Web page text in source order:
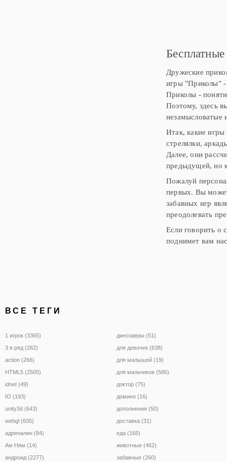
Дружеские
игры "Приколы" -
Приколы -
Поэтому, здесь
незамысловатые
Итак, какие
стрелялки,
Далее, они
предыдущей, но
Пожалуй
первых. Вы
забавных игр
преодолевать
Если говорить о
поднимет вам
ВСЕ ТЕГИ
1 игрок (3365)
3 в ряд (262)
action (266)
HTML5 (2505)
idnet (49)
IO (193)
unity3d (643)
webgl (605)
адреналин (84)
Ам Ням (14)
андроид (2277)
динозавры (51)
для девочек (638)
для малышей (19)
для мальчиков (586)
доктор (75)
домино (16)
дополнения (50)
доставка (31)
еда (165)
животные (462)
забавные (260)